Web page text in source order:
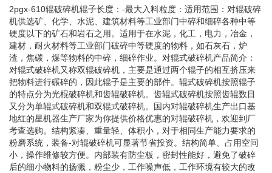
2pgx-610辊破碎机辊子长度：-最大入料粒度：适用范围：对辊破碎
机供选矿、化学、水泥、建筑材料等工业部门中碎和细碎各种中等
硬度以下的矿石和岩石之用。适用于在水泥，化工，电力，冶金，
建材，耐火材料等工业部门破碎中等硬度的物料，如石灰石，炉
渣，焦碳，煤等物料的中碎，细碎作业。对辊式破碎机产品简介：
对辊式破碎机又称双辊破碎机，主要是通过两个辊子的相互挤压来
把物料进行碾碎的，因此辊子是主要的部件。辊式破碎机按照辊子
的特点分为光棍破碎机和齿辊破碎机。齿辊式破碎机按照齿辊数目
又分为单辊式破碎机和双辊式破碎机。国内对辊破碎机生产出口基
地红的星机器生产厂家为你提供价格优惠的对辊破碎机，欢迎到厂
考查选购。结构紧凑、重量轻、体积小，对于相同生产能力要求的
粉磨系统，装备-对辊破碎机可显著节省投资。结构简单、占用空间
小，操作维修较方便。内部装有防尘板，密封性能好，避免了破碎
后的细小物料的扬溅，粉尘少，工作噪声低，工作环境有较大的改